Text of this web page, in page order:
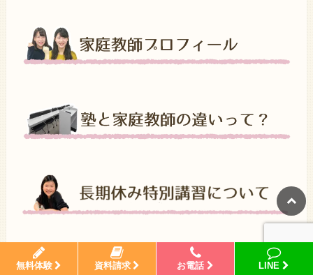
勉強お役立ち情報！
無料体験 資料請求 お電話 LINE